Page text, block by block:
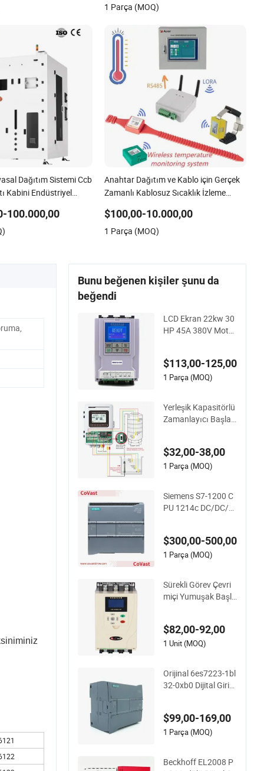
1 Parça (MOQ)
Dağıtım Sistemi Ccb
Kabini Endüstriyel
100.000,00
Anahtar Dağıtım ve Kablo için Gerçek
Zamanlı Kablosuz Sıcaklık İzleme
$100,00-10.000,00
1 Parça (MOQ)
Bunu beğenen kişiler şunu da
beğendi
LCD Ekran 22kw 30
HP 45A 380V Motor
$113,00-125,00
1 Parça (MOQ)
Yerleşik Kapasitörlü
Zamanlayıcı Başlat
zı Tarım Arazisi Sula
ma İçin Kullanılır
$32,00-38,00
1 Parça (MOQ)
Siemens S7-1200 C
PU 1214c DC/DC/D
azı
$300,00-500,00
1 Parça (MOQ)
Sürekli Görev Çevri
miçi Yumuşak Başla
ı İletken Kontrolü 15
kw
$82,00-92,00
1 Unit (MOQ)
Orijinal 6es7223-1bl
32-0xb0 Dijital Giriş
ens PLC
$99,00-169,00
1 Parça (MOQ)
Beckhoff EL2008 P